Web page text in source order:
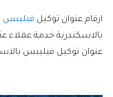
ارقام عنوان توكيل فيليبس
بالاسكندرية خدمة عملاء
عنوان توكيل فيليبس